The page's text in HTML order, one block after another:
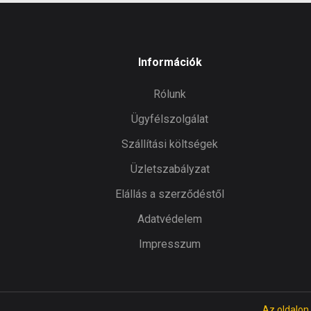
Információk
Rólunk
Ügyfélszolgálat
Szállítási költségek
Üzletszabályzat
Elállás a szerződéstől
Adatvédelem
Impresszum